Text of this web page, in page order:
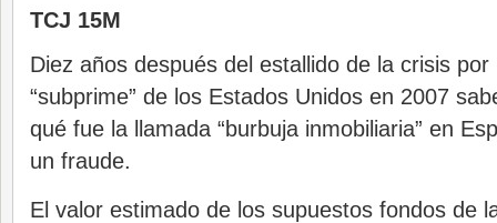
TCJ 15M
Diez años después del estallido de la crisis por
“subprime” de los Estados Unidos en 2007
qué fue la llamada “burbuja inmobiliaria” en
un fraude.
El valor estimado de los supuestos fondos de